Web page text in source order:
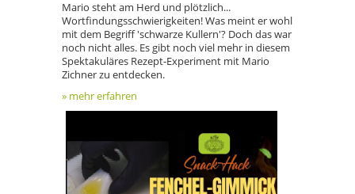
Mario steht am Herd und plötzlich...
Wortfindungsschwierigkeiten! Was meint er wohl
mit dem Begriff 'schwarze Kullern'? Doch das war
noch nicht alles. Es gibt noch viel mehr in diesem
Spektakuläres Rezept-Experiment mit Mario
Zichner zu entdecken.
» mehr erfahren